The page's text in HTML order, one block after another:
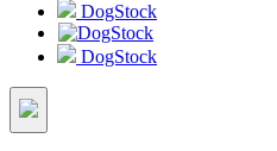
DogStock
DogStock